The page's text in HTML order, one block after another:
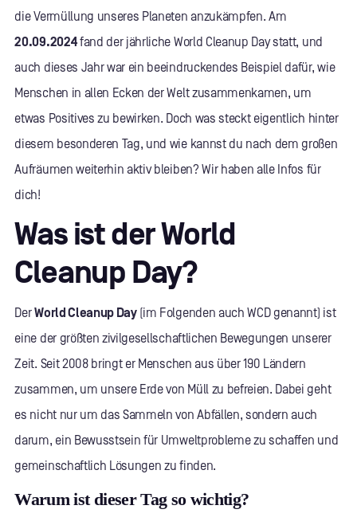
die Vermüllung unseres Planeten anzukämpfen. Am
20.09.2024fand der jährliche World Cleanup Day statt, und
auch dieses Jahr war ein beeindruckendes Beispiel dafür, wie
Menschen in allen Ecken der Welt zusammenkamen, um
etwas Positives zu bewirken. Doch was steckt eigentlich hinter
diesem besonderen Tag, und wie kannst du nach dem großen
Aufräumen weiterhin aktiv bleiben? Wir haben alle Infos für
dich!
Was ist der World
Cleanup Day?
DerWorld Cleanup Day(im Folgenden auch WCD genannt) ist
eine der größten zivilgesellschaftlichen Bewegungen unserer
Zeit. Seit 2008 bringt er Menschen aus über 190 Ländern
zusammen, um unsere Erde von Müll zu befreien. Dabei geht
es nicht nur um das Sammeln von Abfällen, sondern auch
darum, ein Bewusstsein für Umweltprobleme zu schaffen und
gemeinschaftlich Lösungen zu finden.
Warum ist dieser Tag so wichtig?